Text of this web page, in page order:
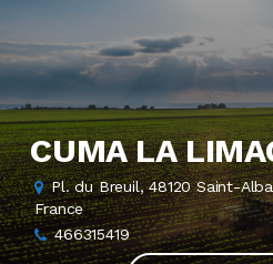
CUMA LA
Pl. du Breuil, 48120 Saint-
France
466315419